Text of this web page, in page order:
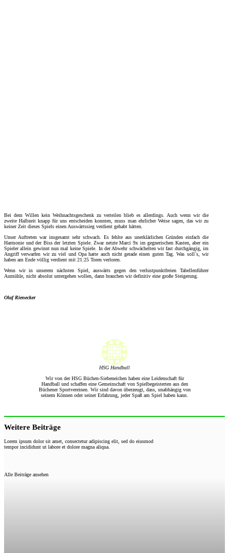
Bei dem Willen kein Weihnachtsgeschenk zu verteilen blieb es allerdings. Auch wenn wir die
zweite Halbzeit knapp für uns entscheiden konnten, muss man ehrlicher Weise sagen, das wir zu
keiner Zeit dieses Spiels einen Auswärtssieg verdient gehabt hätten.
Unser Auftreten war insgesamt sehr schwach. Es fehlte aus unerklärlichen Gründen einfach die
Harmonie und der Biss der letzten Spiele. Zwar netzte Marci 9x im gegnerischen Kasten, aber ein
Spieler allein gewinnt nun mal keine Spiele. In der Abwehr schwächelten wir fast durchgängig, im
Angriff verwarfen wir zu viel und Opa hatte auch nicht gerade einen guten Tag. Was soll´s, wir
haben am Ende völlig verdient mit 21:25 Toren verloren.
Wenn wir in unserem nächsten Spiel, auswärts gegen den verlustpunktfreien Tabellenführer
Aumühle, nicht absolut untergehen wollen, dann brauchen wir definitiv eine große Steigerung.
Olaf Rienecker
HSG Handball
Wir von der HSG Büchen-Siebeneichen haben eine Leidenschaft für
Handball und schaffen eine Gemeinschaft von Spielbegeisterten aus den
Büchener Sportvereinen. Wir sind davon überzeugt, dass, unabhängig von
seinem Können oder seiner Erfahrung, jeder Spaß am Spiel haben kann.
Weitere Beiträge
Lorem ipsum dolor sit amet, consectetur adipiscing elit, sed do eiusmod
tempor incididunt ut labore et dolore magna aliqua.
Alle Beiträge ansehen